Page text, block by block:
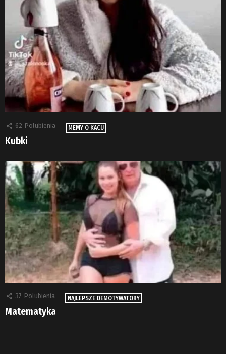
62 Polubienia MEMY O KACU
Kubki
37 Polubienia NAJLEPSZE DEMOTYWATORY
Matematyka